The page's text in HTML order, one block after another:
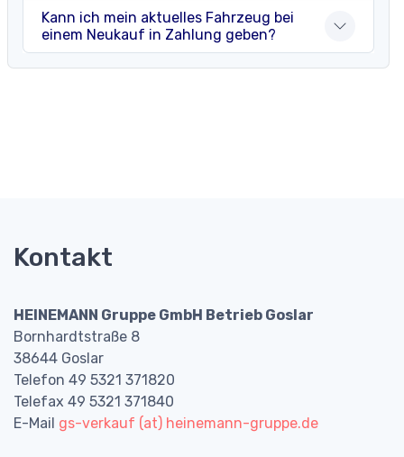
Kann ich mein aktuelles Fahrzeug bei
einem Neukauf in Zahlung geben?
Kontakt
HEINEMANN Gruppe GmbH Betrieb Goslar
Bornhardtstraße 8
38644 Goslar
Telefon 49 5321 371820
Telefax 49 5321 371840
E-Mail gs-verkauf (at) heinemann-gruppe.de